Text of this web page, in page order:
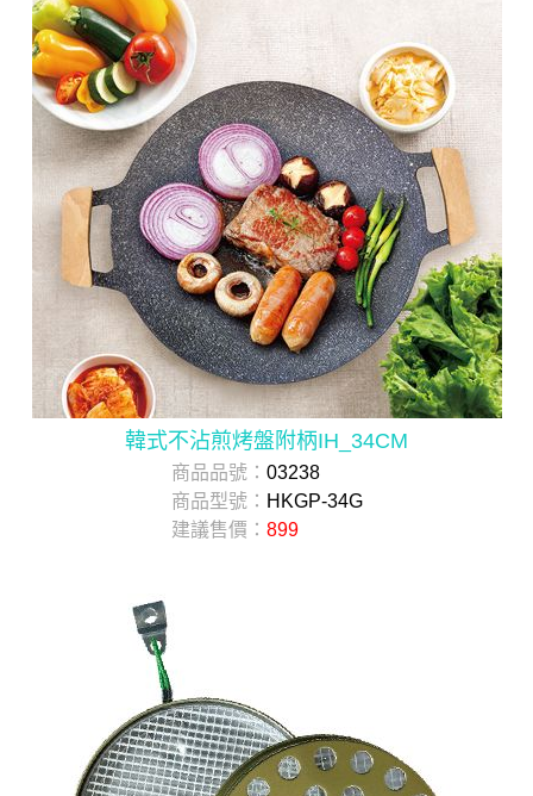
韓式不沾煎烤盤附柄IH_34CM
商品品號： 03238
商品型號： HKGP-34G
建議售價： 899